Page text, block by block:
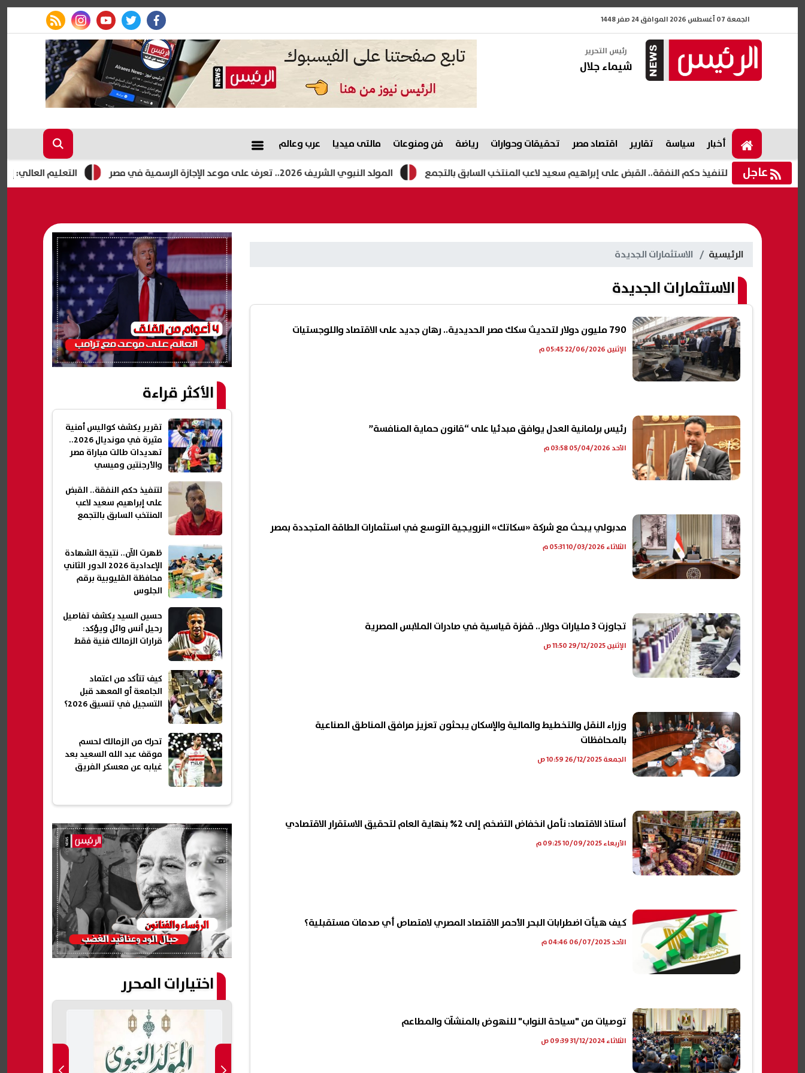
الجمعة 07 أغسطس 2026 الموافق 24 صفر 1448
facebook
twitter
youtube
instagram
rss feed
رئيس التحرير
شيماء جلال
أخبار سياسة تقارير اقتصاد مصر تحقيقات وحوارات رياضة فن ومنوعات مالتى ميديا عرب وعالم
عاجل التعليم العالي: إعداد المولد النبوي الشريف 2026.. تعرف على موعد الإجازة الرسمية في مصر لتنفيذ حكم النفقة.. القبض على إبراهيم سعيد لاعب المنتخب السابق بالتجمع
الرئيسية الاستثمارات الجديدة
الاستثمارات الجديدة
790 مليون دولار لتحديث سكك مصر الحديدية.. رهان جديد على الاقتصاد واللوجستيات
الإثنين 22/06/2026 05:45 م
رئيس برلمانية العدل يوافق مبدئيا على “قانون حماية المنافسة”
الأحد 05/04/2026 03:58 م
مدبولي يبحث مع شركة «سكاتك» النرويجية التوسع في استثمارات الطاقة المتجددة بمصر
الثلاثاء 10/03/2026 05:31 م
تجاوزت 3 مليارات دولار.. قفزة قياسية في صادرات الملابس المصرية
الإثنين 29/12/2025 11:50 ص
وزراء النقل والتخطيط والمالية والإسكان يبحثون تعزيز مرافق المناطق الصناعية
بالمحافظات
الجمعة 26/12/2025 10:59 ص
أستاذ الاقتصاد: نأمل انخفاض التضخم إلى 2% بنهاية العام لتحقيق الاستقرار الاقتصادي
الأربعاء 10/09/2025 09:25 م
كيف هيأت اضطرابات البحر الأحمر الاقتصاد المصري لامتصاص أي صدمات مستقبلية؟
الأحد 06/07/2025 04:46 م
توصيات من "سياحة النواب" للنهوض بالمنشآت والمطاعم
الثلاثاء 31/12/2024 09:39 ص
الأكثر قراءة
تقرير يكشف كواليس أمنية
مثيرة في مونديال 2026..
تهديدات طالت مباراة مصر
والأرجنتين وميسي
لتنفيذ حكم النفقة.. القبض
على إبراهيم سعيد لاعب
المنتخب السابق بالتجمع
ظهرت الآن.. نتيجة الشهادة
الإعدادية 2026 الدور الثاني
محافظة القليوبية برقم
الجلوس
حسين السيد يكشف تفاصيل
رحيل أنس وائل ويؤكد:
قرارات الزمالك فنية فقط
كيف تتأكد من اعتماد
الجامعة أو المعهد قبل
التسجيل في تنسيق 2026؟
تحرك من الزمالك لحسم
موقف عبد الله السعيد بعد
غيابه عن معسكر الفريق
اختيارات المحرر